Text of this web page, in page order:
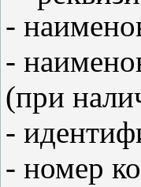
-
-
(при
-
- номер